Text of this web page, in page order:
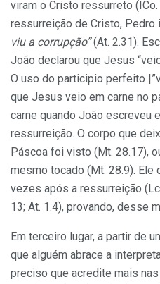
viram o Cristo ressurreto
ressurreição de Cristo, Pedro
viu a corrupção”(At. 2.31).
João declarou que Jesus
O uso do participio perfeito
que Jesus veio em carne no
carne quando João escreveu
ressurreição. O corpo que
Páscoa foi visto (Mt. 28.17),
mesmo tocado (Mt. 28.9). Ele
vezes após a ressurreição
13; At. 1.4), provando, desse
Em terceiro lugar, a partir de
que alguém abrace a
preciso que acredite mais